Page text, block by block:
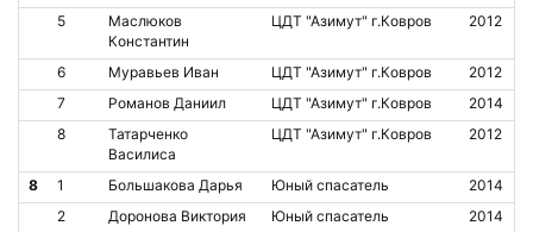
5
Маслюков
Константин
ЦДТ "Азимут" г.Ковров 2012
6 Муравьев Иван ЦДТ "Азимут" г.Ковров
2012
7
Романов Даниил ЦДТ "Азимут" г.Ковров
2014
8
Татарченко
Василиса
ЦДТ "Азимут" г.Ковров 2012
8 1 Большакова Дарья Юный спасатель
2014
2
Доронова Виктория Юный спасатель 2014